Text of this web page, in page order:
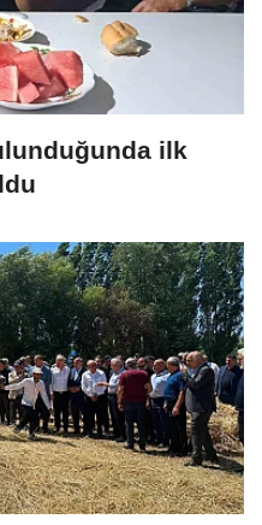
ilk